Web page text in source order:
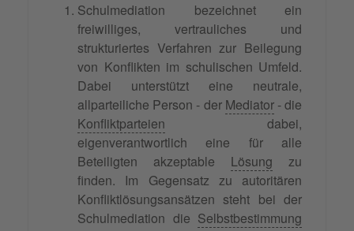
Schulmediation bezeichnet ein
freiwilliges, vertrauliches und
strukturiertes Verfahren zur Beilegung
von Konflikten im schulischen Umfeld.
Dabei unterstützt eine neutrale,
allparteiliche Person - der Mediator- die
Konfliktparteien dabei,
eigenverantwortlich eine für alle
Beteiligten akzeptable Lösung zu
finden. Im Gegensatz zu autoritären
Konfliktlösungsansätzen steht bei der
Schulmediation die Selbstbestimmung